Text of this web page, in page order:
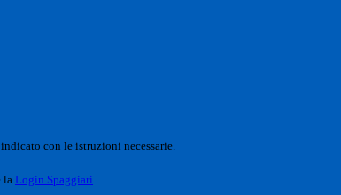
con le istruzioni necessarie.
la Login Spaggiari